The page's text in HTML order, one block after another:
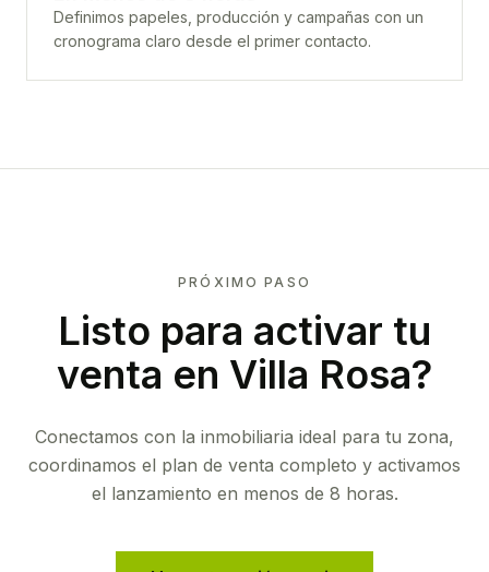
Definimos papeles, producción y campañas con un
cronograma claro desde el primer contacto.
PRÓXIMO PASO
Listo para activar tu
venta en Villa Rosa?
Conectamos con la inmobiliaria ideal para tu zona,
coordinamos el plan de venta completo y activamos
el lanzamiento en menos de 8 horas.